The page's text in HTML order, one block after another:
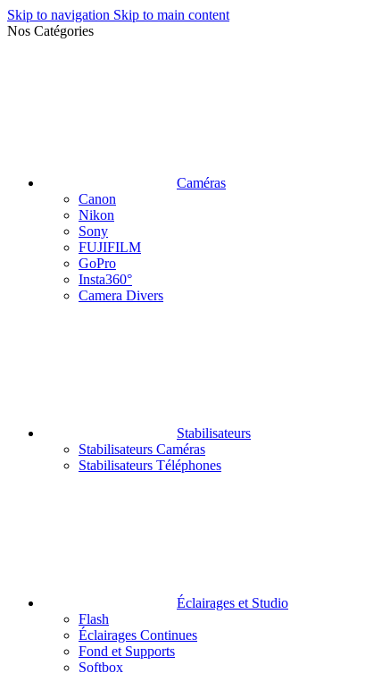
Skip to navigation Skip to main content
Nos Catégories
Caméras
Canon
Nikon
Sony
FUJIFILM
GoPro
Insta360°
Camera Divers
Stabilisateurs
Stabilisateurs Caméras
Stabilisateurs Téléphones
Éclairages et Studio
Flash
Éclairages Continues
Fond et Supports
Softbox